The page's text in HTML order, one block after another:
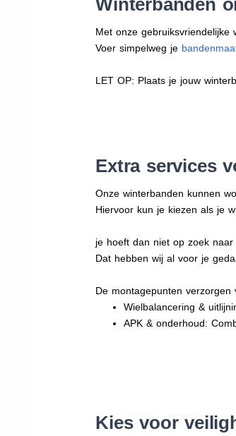
Met onze gebruiksvriendelijke
Voer simpelweg je
LET OP: Plaats je jouw
Extra services
Onze winterbanden kunnen
Hiervoor kun je kiezen als je
je hoeft dan niet op zoek
Dat hebben wij al voor je
De montagepunten verzorgen
Wielbalancering &
APK & onderhoud:
Kies voor